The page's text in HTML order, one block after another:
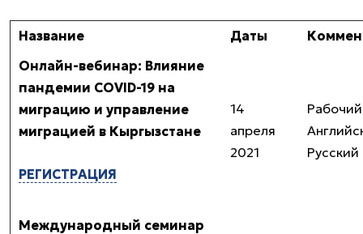
Название Даты
Онлайн-вебинар: Влияние
пандемии COVID-19 на
миграцию и управление
миграцией в Кыргызстане
РЕГИСТРАЦИЯ
14
апреля
2021
Русский
Международный семинар